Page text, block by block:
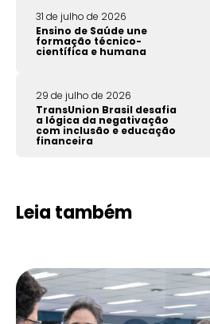
31 de julho de 2026
Ensino de Saúde une
formação técnico-
científica e humana
29 de julho de 2026
TransUnion Brasil desafia
a lógica da negativação
com inclusão e educação
financeira
Leia também